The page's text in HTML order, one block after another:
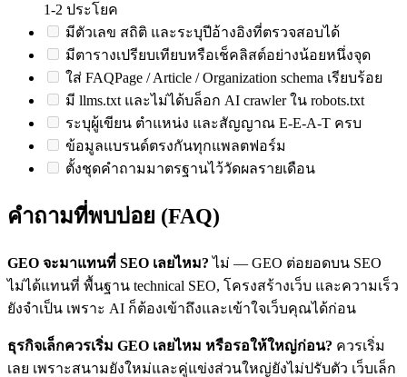
1-2 ประโยค
มีตัวเลข สถิติ และระบุปีอ้างอิงที่ตรวจสอบได้
มีตารางเปรียบเทียบหรือเช็คลิสต์อย่างน้อยหนึ่งจุด
ใส่ FAQPage / Article / Organization schema เรียบร้อย
มี llms.txt และไม่ได้บล็อก AI crawler ใน robots.txt
ระบุผู้เขียน ตำแหน่ง และสัญญาณ E-E-A-T ครบ
ข้อมูลแบรนด์ตรงกันทุกแพลตฟอร์ม
ตั้งชุดคำถามมาตรฐานไว้วัดผลรายเดือน
คำถามที่พบบ่อย (FAQ)
GEO จะมาแทนที่ SEO เลยไหม? ไม่ — GEO ต่อยอดบน SEO
ไม่ได้แทนที่ พื้นฐาน technical SEO, โครงสร้างเว็บ และความเร็ว
ยังจำเป็น เพราะ AI ก็ต้องเข้าถึงและเข้าใจเว็บคุณได้ก่อน
ธุรกิจเล็กควรเริ่ม GEO เลยไหม หรือรอให้ใหญ่ก่อน? ควรเริ่ม
เลย เพราะสนามยังใหม่และคู่แข่งส่วนใหญ่ยังไม่ปรับตัว เว็บเล็ก